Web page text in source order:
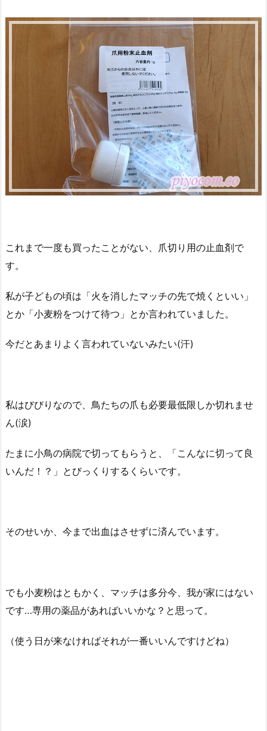
これまで一度も買ったことがない、爪切り用の止血剤で
す。
私が子どもの頃は「火を消したマッチの先で焼くといい」
とか「小麦粉をつけて待つ」とか言われていました。
今だとあまりよく言われていないみたい(汗)
私はびびりなので、鳥たちの爪も必要最低限しか切れませ
ん(涙)
たまに小鳥の病院で切ってもらうと、「こんなに切って良
いんだ！？」とびっくりするくらいです。
そのせいか、今まで出血はさせずに済んでいます。
でも小麦粉はともかく、マッチは多分今、我が家にはない
です…専用の薬品があればいいかな？と思って。
（使う日が来なければそれが一番いいんですけどね）